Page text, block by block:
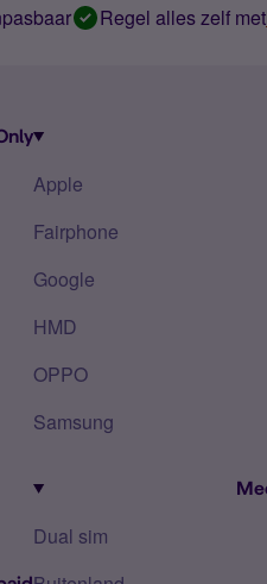
Regel alles zelf met
Apple
Fairphone
Google
HMD
OPPO
Samsung
Dual sim